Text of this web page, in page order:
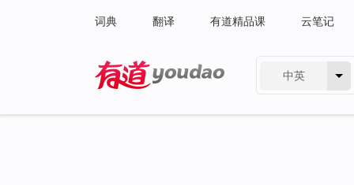
词典 翻译 有道精品课 云笔记
中英